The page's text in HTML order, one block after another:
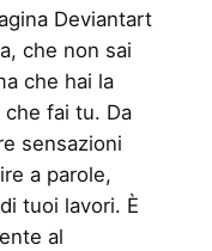
Deviantart
che non sai
che hai la
fai tu. Da
sensazioni
a parole,
tuoi lavori. È
al